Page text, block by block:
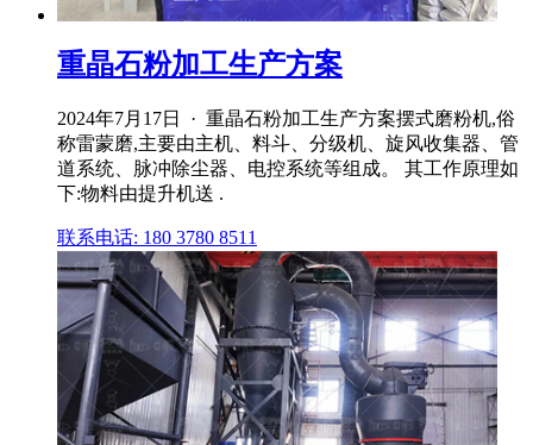
重晶石粉加工生产方案
2024年7月17日 · 重晶石粉加工生产方案摆式磨粉机,俗
称雷蒙磨,主要由主机、料斗、分级机、旋风收集器、管
道系统、脉冲除尘器、电控系统等组成。 其工作原理如
下:物料由提升机送 .
联系电话: 180 3780 8511